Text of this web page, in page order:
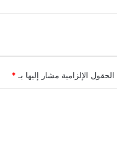
الحقول الإلزامية مشار إليها بـ*